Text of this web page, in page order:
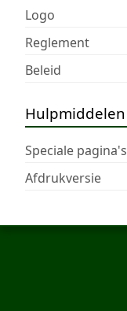
Logo
Reglement
Beleid
Hulpmiddelen
Speciale pagina's
Afdrukversie